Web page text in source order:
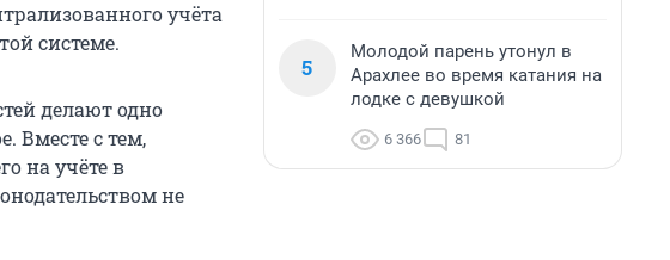
учёта
системе.
делают одно
Вместе с тем,
на учёте в
не
5
Молодой парень утонул в
Арахлее во время катания на
лодке с девушкой
6 366 81